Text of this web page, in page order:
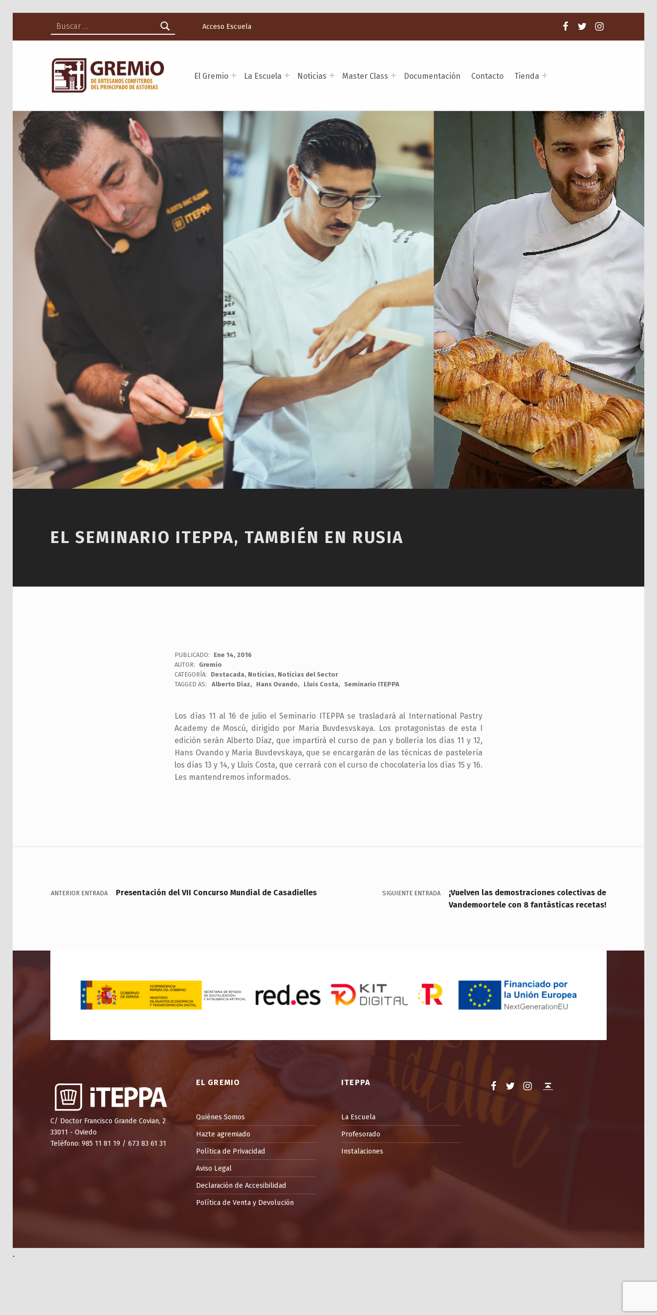
El Gremio La Escuela Noticias Master Class Documentación Contacto Tienda
Buscar:
Acceso Escuela Facebook
TwitterInstagram
EL SEMINARIO ITEPPA, TAMBIÉN EN RUSIA
PUBLICADO:
Ene 14, 2016
AUTOR:
Gremio
CATEGORÍA:
Destacada, Noticias, Noticias del Sector
TAGGED AS:
Alberto Díaz Hans Ovando Lluis Costa Seminario ITEPPA
Los días 11 al 16 de julio el Seminario ITEPPA se trasladará al International Pastry
Academy de Moscú, dirigido por Maria Buvdesvskaya. Los protagonistas de esta I
edición serán Alberto Díaz, que impartirá el curso de pan y bollería los días 11 y 12,
Hans Ovando y Maria Buvdevskaya, que se encargarán de las técnicas de pastelería
los días 13 y 14, y Lluis Costa, que cerrará con el curso de chocolatería los días 15 y 16.
Les mantendremos informados.
Navegación de entradas
ANTERIOR ENTRADA Presentación del VII Concurso Mundial de Casadielles SIGUIENTE ENTRADA
¡Vuelven las demostraciones colectivas de
Vandemoortele con 8 fantásticas recetas!
C/ Doctor Francisco Grande Covian, 2
33011 - Oviedo
Teléfono: 985 11 81 19 / 673 83 61 31
EL GREMIO
Quiénes Somos
Hazte agremiado
Política de Privacidad
Aviso Legal
Declaración de Accesibilidad
Política de Venta y Devolución
ITEPPA
La Escuela
Profesorado
Instalaciones
.